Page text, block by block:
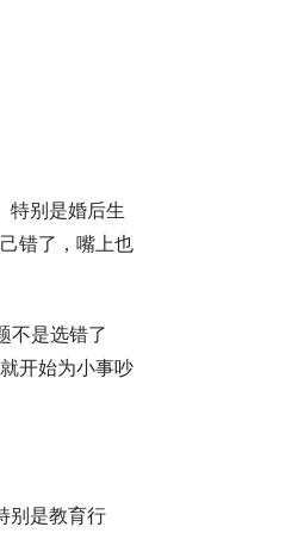
特别是婚后生
错了，嘴上也
不是选错了
开始为小事吵
别是教育行